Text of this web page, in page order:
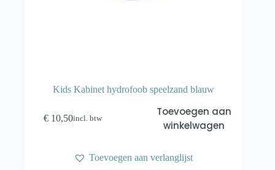
Kids Kabinet hydrofoob speelzand blauw
€ 10,50incl. btw
Toevoegen aan
winkelwagen
Toevoegen aan verlanglijst